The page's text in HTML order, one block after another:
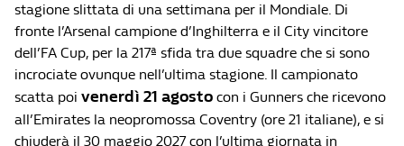
stagione slittata di una settimana per il Mondiale. Di
fronte l’Arsenal campione d’Inghilterra e il City vincitore
dell’FA Cup, per la 217ª sfida tra due squadre che si sono
incrociate ovunque nell’ultima stagione. Il campionato
scatta poi venerdì 21 agosto con i Gunners che ricevono
all’Emirates la neopromossa Coventry (ore 21 italiane), e si
chiuderà il 30 maggio 2027 con l’ultima giornata in